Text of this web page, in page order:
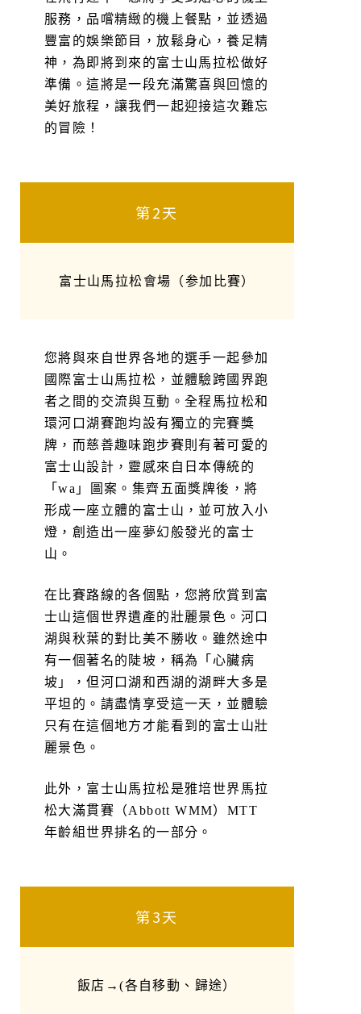
服務，品嚐精緻的機上餐點，並透過
豐富的娛樂節目，放鬆身心，養足精
神，為即將到來的富士山馬拉松做好
準備。這將是一段充滿驚喜與回憶的
美好旅程，讓我們一起迎接這次難忘
的冒險！
第2天
富士山馬拉松會場（参加比賽）
您將與來自世界各地的選手一起參加
國際富士山馬拉松，並體驗跨國界跑
者之間的交流與互動。全程馬拉松和
環河口湖賽跑均設有獨立的完賽獎
牌，而慈善趣味跑步賽則有著可愛的
富士山設計，靈感來自日本傳統的
「wa」圖案。集齊五面獎牌後，將
形成一座立體的富士山，並可放入小
燈，創造出一座夢幻般發光的富士
山。
在比賽路線的各個點，您將欣賞到富
士山這個世界遺產的壯麗景色。河口
湖與秋葉的對比美不勝收。雖然途中
有一個著名的陡坡，稱為「心臟病
坡」，但河口湖和西湖的湖畔大多是
平坦的。請盡情享受這一天，並體驗
只有在這個地方才能看到的富士山壯
麗景色。
此外，富士山馬拉松是雅培世界馬拉
松大滿貫賽（Abbott WMM）MTT
年齡組世界排名的一部分。
第3天
飯店→(各自移動、歸途）